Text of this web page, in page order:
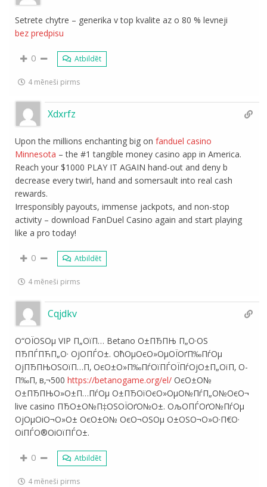
Setrete chytre – generika v top kvalite az o 80 % levneji
bez predpisu
0 Atbildēt
4 mēneši pirms
Xdxrfz
Upon the millions enchanting big onfanduel casino
Minnesota – the #1 tangible money casino app in America.
Reach your $1000 PLAY IT AGAIN hand-out and deny b
decrease every twirl, hand and somersault into real cash
rewards.
Irresponsibly payouts, immense jackpots, and non-stop
activity – download FanDuel Casino again and start playing
like a pro today!
0 Atbildēt
4 mēneši pirms
Cqjdkv
О“ОЇОЅОµ VIP П„ОїП… Betano О±ПЂПЊ П„О·ОЅ
ПЂПЃПЋП„О· ОјО­ПЃО±. ОћОµОєО»ОµОЇОґП‰ПѓОµ
ОјПЂПЊОЅОїП…П‚ ОєО±О»П‰ПѓОїПЃОЇПѓОјО±П„ОїП‚ О­
П‰П‚ в‚¬500https://betanogame.org/el/ ОєО±О№
О±ПЂПЊО»О±П…ПѓОµ О±ПЂОїОєО»ОµО№ПѓП„О№ОєО¬
live casino ПЂО±О№П‡ОЅОЇОґО№О±. ОљО­ПЃОґО№ПѓОµ
ОјОµОіО¬О»О± ОєО±О№ ОєО¬ОЅОµ О±ОЅО¬О»О·П€О·
ОіПЃО®ОіОїПЃО±.
0 Atbildēt
4 mēneši pirms